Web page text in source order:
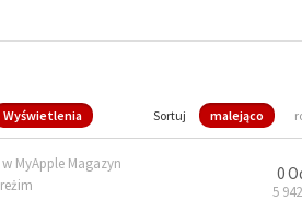
Wyświetlenia Sortuj malejąco
w MyApple Magazyn
reżim
0
5